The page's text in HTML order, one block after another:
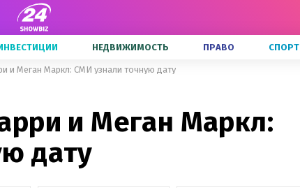
НЕДВИЖИМОСТЬ ПРАВО СПОРТ
и Меган Маркл: СМИ узнали точную дату
и Меган Маркл:
дату